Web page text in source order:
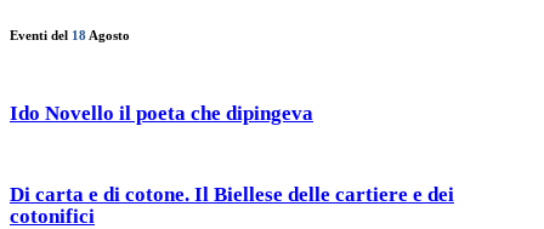
Eventi del 18 Agosto
Ido Novello il poeta che dipingeva
Di carta e di cotone. Il Biellese delle cartiere e dei
cotonifici